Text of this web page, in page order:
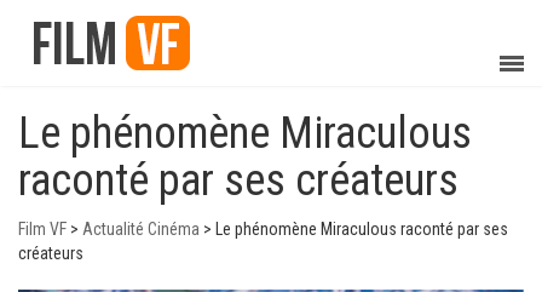
Le phénomène Miraculous
raconté par ses créateurs
Film VF > Actualité Cinéma >
Le phénomène Miraculous raconté par ses
créateurs